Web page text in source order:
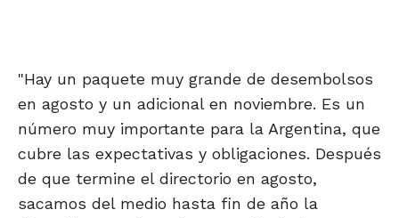
"Hay un paquete muy grande de desembolsos
en agosto y un adicional en noviembre. Es un
número muy importante para la Argentina, que
cubre las expectativas y obligaciones. Después
de que termine el directorio en agosto,
sacamos del medio hasta fin de año la